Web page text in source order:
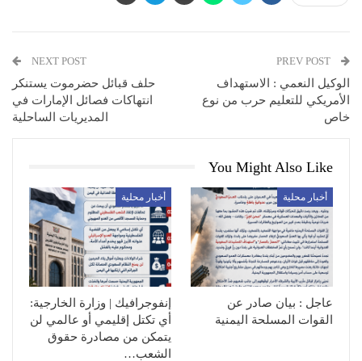
الوكيل النعمي : الاستهداف
الأمريكي للتعليم حرب من نوع
خاص
NEXT POST
حلف قبائل حضرموت يستنكر
انتهاكات فصائل الإمارات في
المديريات الساحلية
You Might Also Like
أخبار محلية
عاجل : بيان صادر عن
القوات المسلحة اليمنية
أخبار محلية
إنفوجرافيك | وزارة الخارجية:
أي تكتل إقليمي أو عالمي لن
يتمكن من مصادرة حقوق
الشعب…